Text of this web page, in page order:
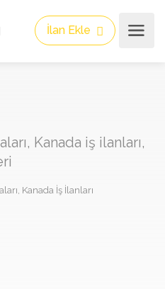
İlan Ekle
Kanada iş ilanları,
Kanada İş İlanları